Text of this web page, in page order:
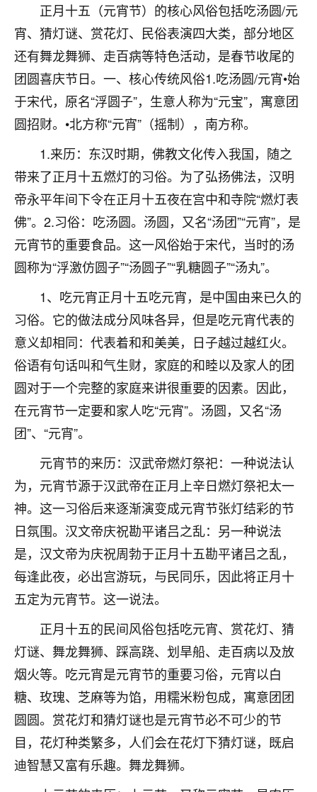
正月十五（元宵节）的核心风俗包括吃汤圆/元
宵、猜灯谜、赏花灯、民俗表演四大类，部分地区
还有舞龙舞狮、走百病等特色活动，是春节收尾的
团圆喜庆节日。一、核心传统风俗1.吃汤圆/元宵•始
于宋代，原名“浮圆子”，生意人称为“元宝”，寓意团
圆招财。•北方称“元宵”（摇制），南方称。
1.来历：东汉时期，佛教文化传入我国，随之
带来了正月十五燃灯的习俗。为了弘扬佛法，汉明
帝永平年间下令在正月十五夜在宫中和寺院“燃灯表
佛”。2.习俗：吃汤圆。汤圆，又名“汤团”“元宵”，是
元宵节的重要食品。这一风俗始于宋代，当时的汤
圆称为“浮激仿圆子”“汤圆子”“乳糖圆子”“汤丸”。
1、吃元宵正月十五吃元宵，是中国由来已久的
习俗。它的做法成分风味各异，但是吃元宵代表的
意义却相同：代表着和和美美，日子越过越红火。
俗语有句话叫和气生财，家庭的和睦以及家人的团
圆对于一个完整的家庭来讲很重要的因素。因此，
在元宵节一定要和家人吃“元宵”。汤圆，又名“汤
团”、“元宵”。
元宵节的来历：汉武帝燃灯祭祀：一种说法认
为，元宵节源于汉武帝在正月上辛日燃灯祭祀太一
神。这一习俗后来逐渐演变成元宵节张灯结彩的节
日氛围。汉文帝庆祝勘平诸吕之乱：另一种说法
是，汉文帝为庆祝周勃于正月十五勘平诸吕之乱，
每逢此夜，必出宫游玩，与民同乐，因此将正月十
五定为元宵节。这一说法。
正月十五的民间风俗包括吃元宵、赏花灯、猜
灯谜、舞龙舞狮、踩高跷、划旱船、走百病以及放
烟火等。吃元宵是元宵节的重要习俗，元宵以白
糖、玫瑰、芝麻等为馅，用糯米粉包成，寓意团团
圆圆。赏花灯和猜灯谜也是元宵节必不可少的节
目，花灯种类繁多，人们会在花灯下猜灯谜，既启
迪智慧又富有乐趣。舞龙舞狮。
2小时前 来自海南 18
梦醒时分
我女儿高二叛逆，大半年不上学，一说她就要死要活
的，把我们两口子愁的不行，朋友给我推荐的慧来老
师，一开始我是病急乱投医，这半年来，法事一个个
做完，我女儿跟变了个人一样，不期望她能考多好的
康康的我就很知足了！
鹿森 ：可怜天下父母心啊！
3小时前 来自河北
付深
我是公司人事调整，有升迁机会，但同时竞争的我们
三个，找老师的时候是抱着侥幸心理，没想到老师看
着我晋升有望，我半信半疑的按照老师建议，做了化
太岁还有一个发钱粮，本来年前的人事调整，拖到年
后，我以为都没戏了，结果开年一上班，开会提拔升
职第一个就是我，职务无所谓，主要是底薪加了
3000，非常开心，无论如何，感恩感谢！🙏🏻
鹿森 ：恭喜升职加薪！！，请客吗？�
12小时前 来自北京
心心相印
我身体不太好，总是病病殃殃的，去检查又没什么大
问题，反正就是不舒服。中医西医看遍了，找不到问
题，后来无意中看到有人推荐慧来老师，跟老师聊过
之后，心情豁然开朗，也听老师建议，处理了一些因
果问题。今年以来，身体比以前好多，主要是心情好
了，老师说境随心转，现在深有体会了。
鹿森：是的，其实跟老师聊过之后，最大的感
不由人！
1天前 来自四川 9
金白水清
我也想找老师看看，有没有人给个联系方式的啊？
鹿森 ：慧来老师微信：gjsy0624